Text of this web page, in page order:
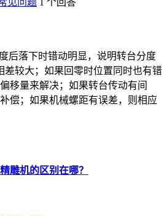
后落下时错动明显，说明转台分度
差较大；如果回零时位置同时也有错
移量来解决；如果转台传动有间
偿；如果机械螺距有误差，则相应
雕机的区别在哪？